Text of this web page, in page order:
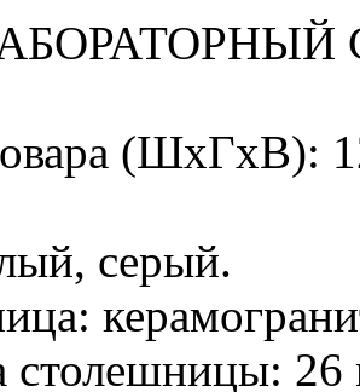
(ШхГхВ):
серый.
столешницы: